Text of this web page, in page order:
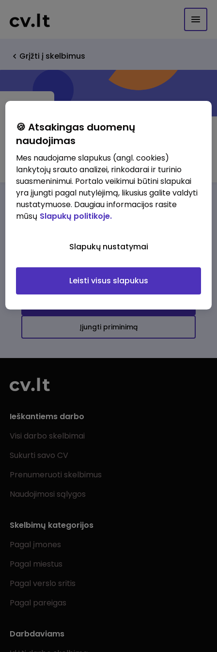
Grįžti į skelbimus
Hilla, UAB
Darbo pasiūlymaiApie musPrivalumai
darbo pasiūlymų
Įjungti priminimą
Ieškantiems darbo
Visi darbo skelbimai
Sukurti savo CV
Prenumeruoti skelbimus
Naudojimosi sąlygos
Skelbimų kategorijos
Pagal įmones
Pagal miestus
Pagal verslo sritis
Pagal pareigas
Darbdaviams
🍪 Atsakingas duomenų
naudojimas
Mes naudojame slapukus (angl. cookies)
lankytojų srauto analizei, rinkodarai ir turinio
suasmeninimui. Portalo veikimui būtini slapukai
yra įjungti pagal nutylėjimą, likusius galite valdyti
nustatymuose. Daugiau informacijos rasite
mūsų Slapukų politikoje.
Slapukų nustatymai
Leisti visus slapukus